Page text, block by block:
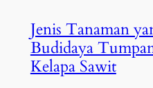
Jenis Tanaman
Budidaya
Kelapa Sawit